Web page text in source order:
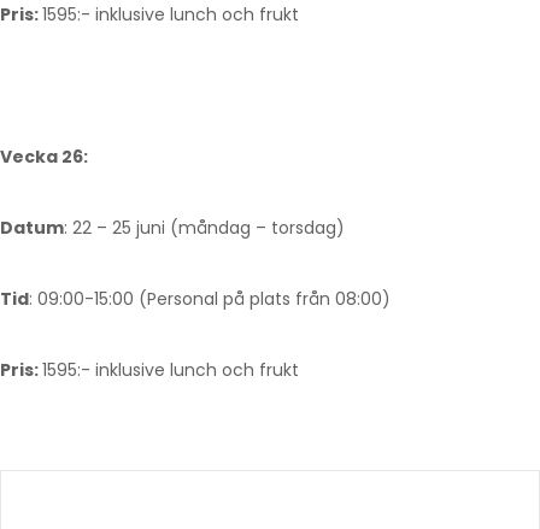
Pris:1595:- inklusive lunch och frukt
Vecka 26:
Datum: 22 – 25 juni (måndag – torsdag)
Tid: 09:00-15:00 (Personal på plats från 08:00)
Pris:1595:- inklusive lunch och frukt